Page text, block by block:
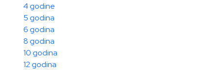
4 godine
5 godina
6 godina
8 godina
10 godina
12 godina